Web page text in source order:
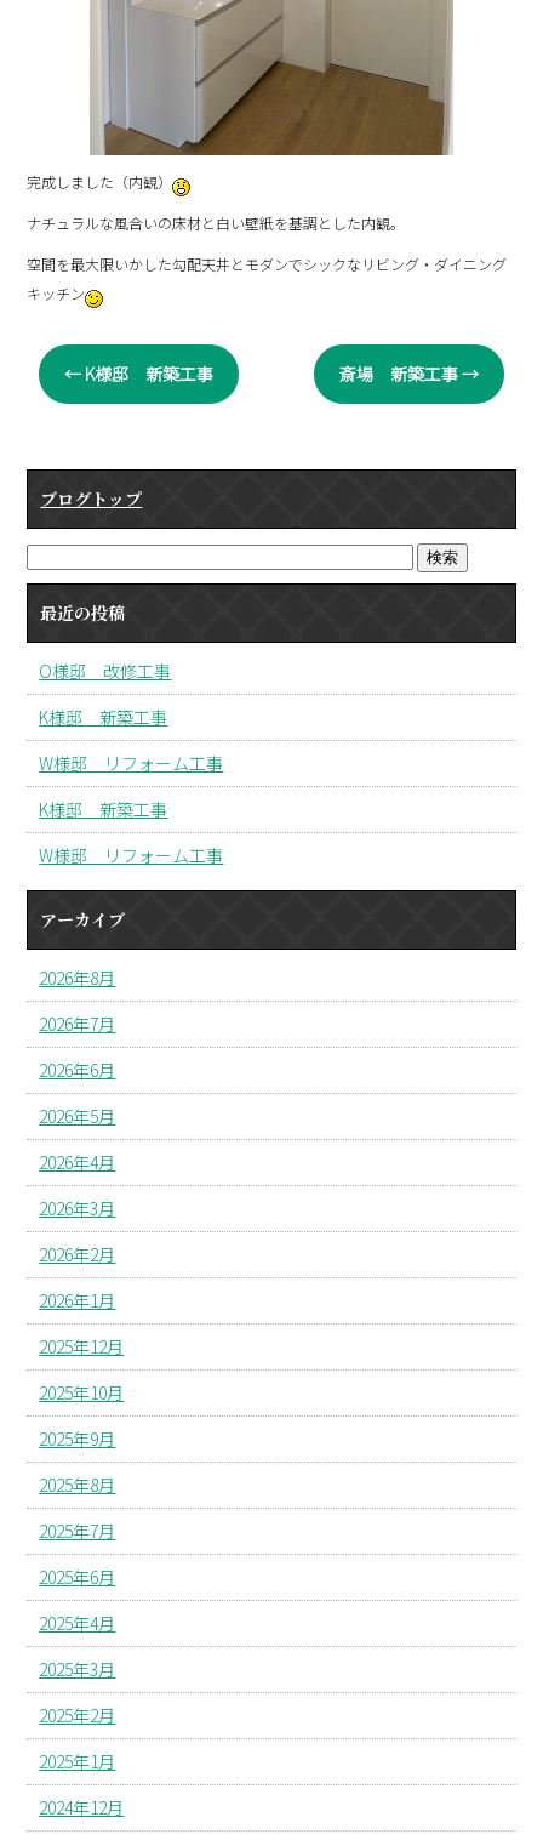
完成しました（内観）
ナチュラルな風合いの床材と白い壁紙を基調とした内観。
空間を最大限いかした勾配天井とモダンでシックなリビング・ダイニング
キッチン
← K様邸 新築工事 斎場 新築工事→
ブログトップ
最近の投稿
O様邸 改修工事
K様邸 新築工事
W様邸 リフォーム工事
K様邸 新築工事
W様邸 リフォーム工事
アーカイブ
2026年8月
2026年7月
2026年6月
2026年5月
2026年4月
2026年3月
2026年2月
2026年1月
2025年12月
2025年10月
2025年9月
2025年8月
2025年7月
2025年6月
2025年4月
2025年3月
2025年2月
2025年1月
2024年12月